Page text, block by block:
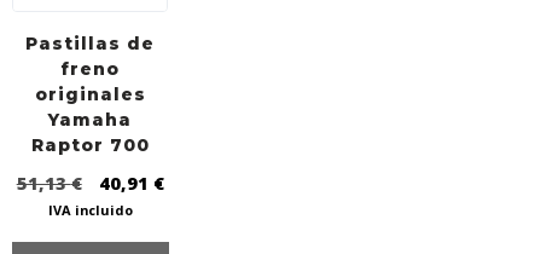
Pastillas de
freno
originales
Yamaha
Raptor 700
51,13€ 40,91 €
IVA incluido